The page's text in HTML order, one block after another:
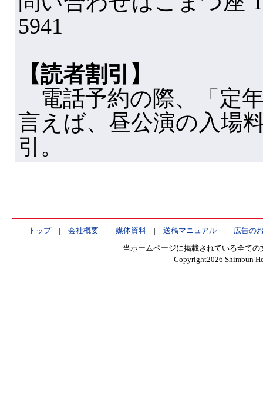
5941
【読者割引】
電話予約の際、「定
言えば、昼公演の入場
引。
トップ| 会社概要| 媒体資料| 送稿マニュアル| 広告の
当ホームページに掲載されている全て
Copyright2026 Shimbun